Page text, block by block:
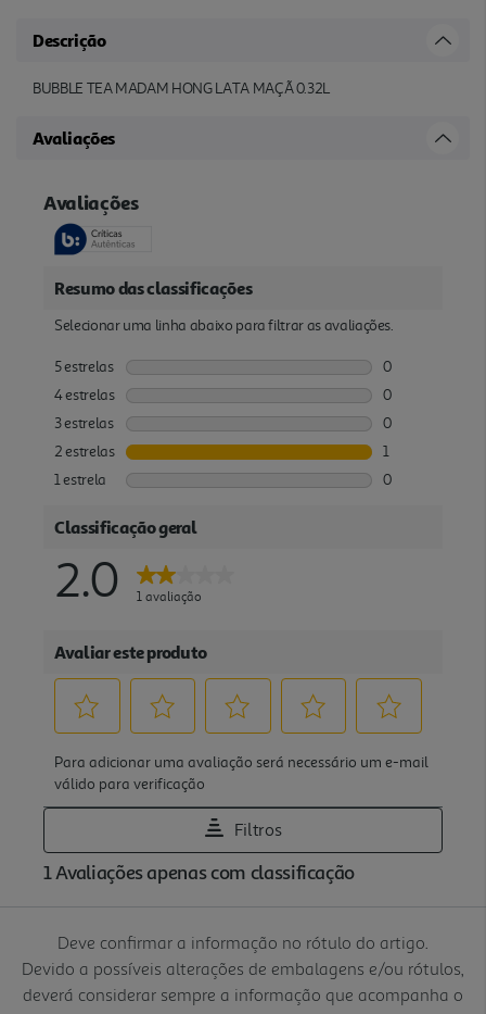
Descrição
BUBBLE TEA MADAM HONG LATA MAÇÃ 0.32L
Avaliações
Deve confirmar a informação no rótulo do artigo.
Devido a possíveis alterações de embalagens e/ou rótulos,
deverá considerar sempre a informação que acompanha o